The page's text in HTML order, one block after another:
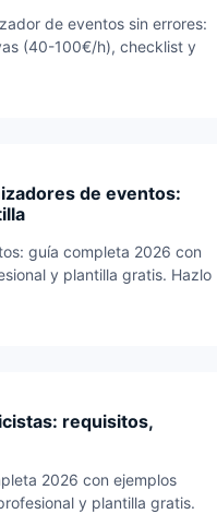
de eventos sin errores:
(40-100€/h), checklist y
de eventos:
guía completa 2026 con
y plantilla gratis. Hazlo
requisitos,
2026 con ejemplos
y plantilla gratis.